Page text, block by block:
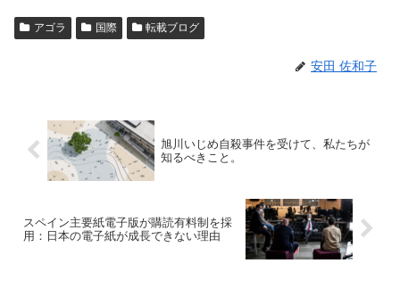
アゴラ 国際 転載ブログ
安田 佐和子
旭川いじめ自殺事件を受けて、私たちが
知るべきこと。
スペイン主要紙電子版が購読有料制を採
用：日本の電子紙が成長できない理由